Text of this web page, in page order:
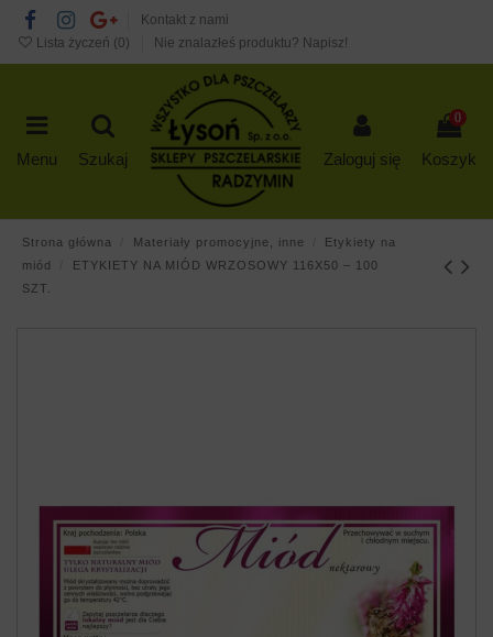
Kontakt z nami
Lista życzeń (0) Nie znalazłeś produktu? Napisz!
Menu Szukaj Zaloguj się
0
Koszyk
Strona główna Materiały promocyjne, inne
Etykiety na
miód
ETYKIETY NA MIÓD WRZOSOWY 116X50 – 100
SZT.